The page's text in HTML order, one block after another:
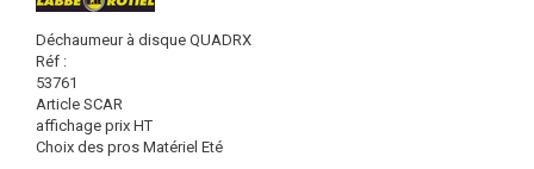
Déchaumeur à disque QUADRX
Réf :
53761
Article SCAR
affichage prix HT
Choix des pros Matériel Eté